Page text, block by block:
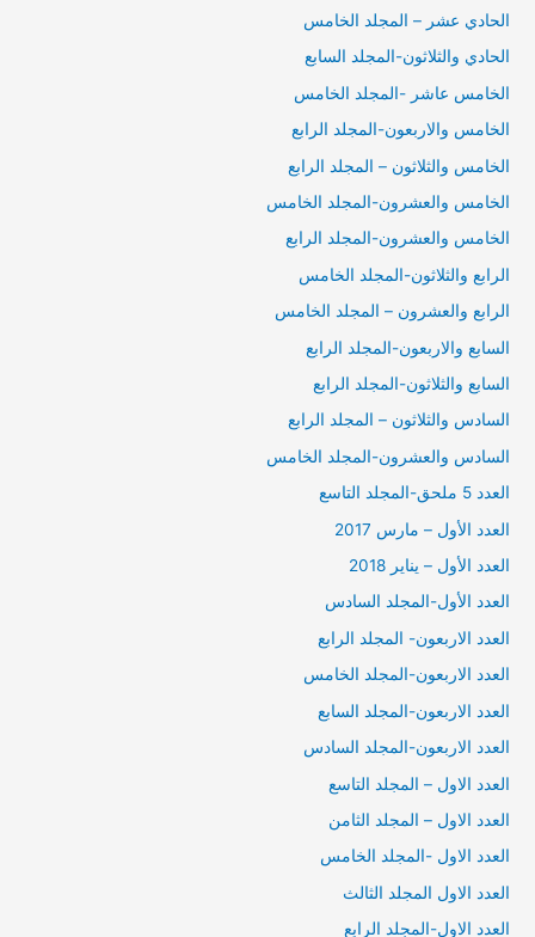
الحادي عشر – المجلد الخامس
الحادي والثلاثون-المجلد السابع
الخامس عاشر -المجلد الخامس
الخامس والاربعون-المجلد الرابع
الخامس والثلاثون – المجلد الرابع
الخامس والعشرون-المجلد الخامس
الخامس والعشرون-المجلد الرابع
الرابع والثلاثون-المجلد الخامس
الرابع والعشرون – المجلد الخامس
السابع والاربعون-المجلد الرابع
السابع والثلاثون-المجلد الرابع
السادس والثلاثون – المجلد الرابع
السادس والعشرون-المجلد الخامس
العدد 5 ملحق-المجلد التاسع
العدد الأول – مارس 2017
العدد الأول – يناير 2018
العدد الأول-المجلد السادس
العدد الاربعون- المجلد الرابع
العدد الاربعون-المجلد الخامس
العدد الاربعون-المجلد السابع
العدد الاربعون-المجلد السادس
العدد الاول – المجلد التاسع
العدد الاول – المجلد الثامن
العدد الاول -المجلد الخامس
العدد الاول المجلد الثالث
العدد الاول-المجلد الرابع